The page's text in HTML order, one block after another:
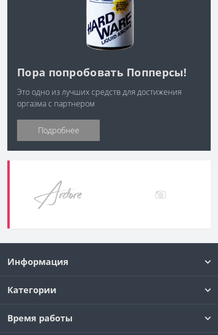
Пора попробовать Попперсы!
Это одно из лучших средств для достижения
оргазма с партнером
Подробнее
Информация
Категории
Время работы